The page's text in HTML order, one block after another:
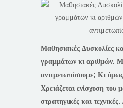
Μαθησιακές Δυσκολίες
γραμμάτων κι αριθμών.
αντιμετωπίσουμε; Κι
Χρειάζεται ενίσχυση του
στρατηγικές και